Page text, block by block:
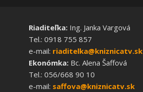
Riaditeľka:Ing. Janka Vargová
Tel.: 0918 755 857
e-mail: riaditelka@kniznicatv.sk
Ekonómka:Bc. Alena Šaffová
Tel.: 056/668 90 10
e-mail: saffova@kniznicatv.sk